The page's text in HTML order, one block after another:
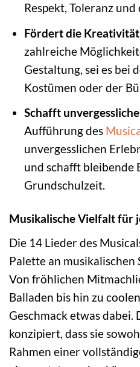
Respekt, Toleranz
Fördert die
zahlreiche
Gestaltung, sei es bei
Kostümen oder der
Schafft
Aufführung des
unvergesslichen
und schafft bleibende
Grundschulzeit.
Musikalische Vielfalt für
Die 14 Lieder des
Palette an musikalischen
Von fröhlichen
Balladen bis hin zu
Geschmack etwas dabei.
konzipiert, dass sie
Rahmen einer